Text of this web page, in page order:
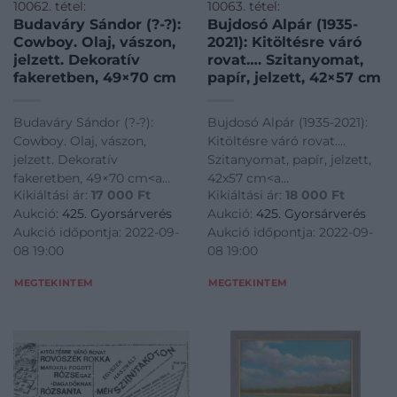
10062. tétel:
Budaváry Sándor (?-?):
Cowboy. Olaj, vászon,
jelzett. Dekoratív
fakeretben, 49×70 cm
Budaváry Sándor (?-?):
Cowboy. Olaj, vászon,
jelzett. Dekoratív
fakeretben, 49×70 cm<a
href="https://www.darabanth.com/hu/gyorsarveres/425/
es-grafikak/Festmenyek-es-
grafikak~500001/Budavary-
Sandor-Cowboy-Olaj-
Kikiáltási ár: 17 000 Ft
Aukció: 425. Gyorsárverés
Aukció időpontja: 2022-09-
08 19:00
MEGTEKINTEM
10063. tétel:
Bujdosó Alpár (1935-
2021): Kitöltésre váró
rovat…. Szitanyomat,
papír, jelzett, 42×57 cm
Bujdosó Alpár (1935-2021):
Kitöltésre váró rovat....
Szitanyomat, papír, jelzett,
42x57 cm<a
href="https://
es-grafikak/Festmenyek-es-
grafikak~500001/Bujdoso-
Alpar-1935-2021-Kitoltesre-
Kikiáltási ár: 18 000 Ft
Aukció: 425. Gyorsárverés
Aukció időpontja: 2022-09-
08 19:00
MEGTEKINTEM